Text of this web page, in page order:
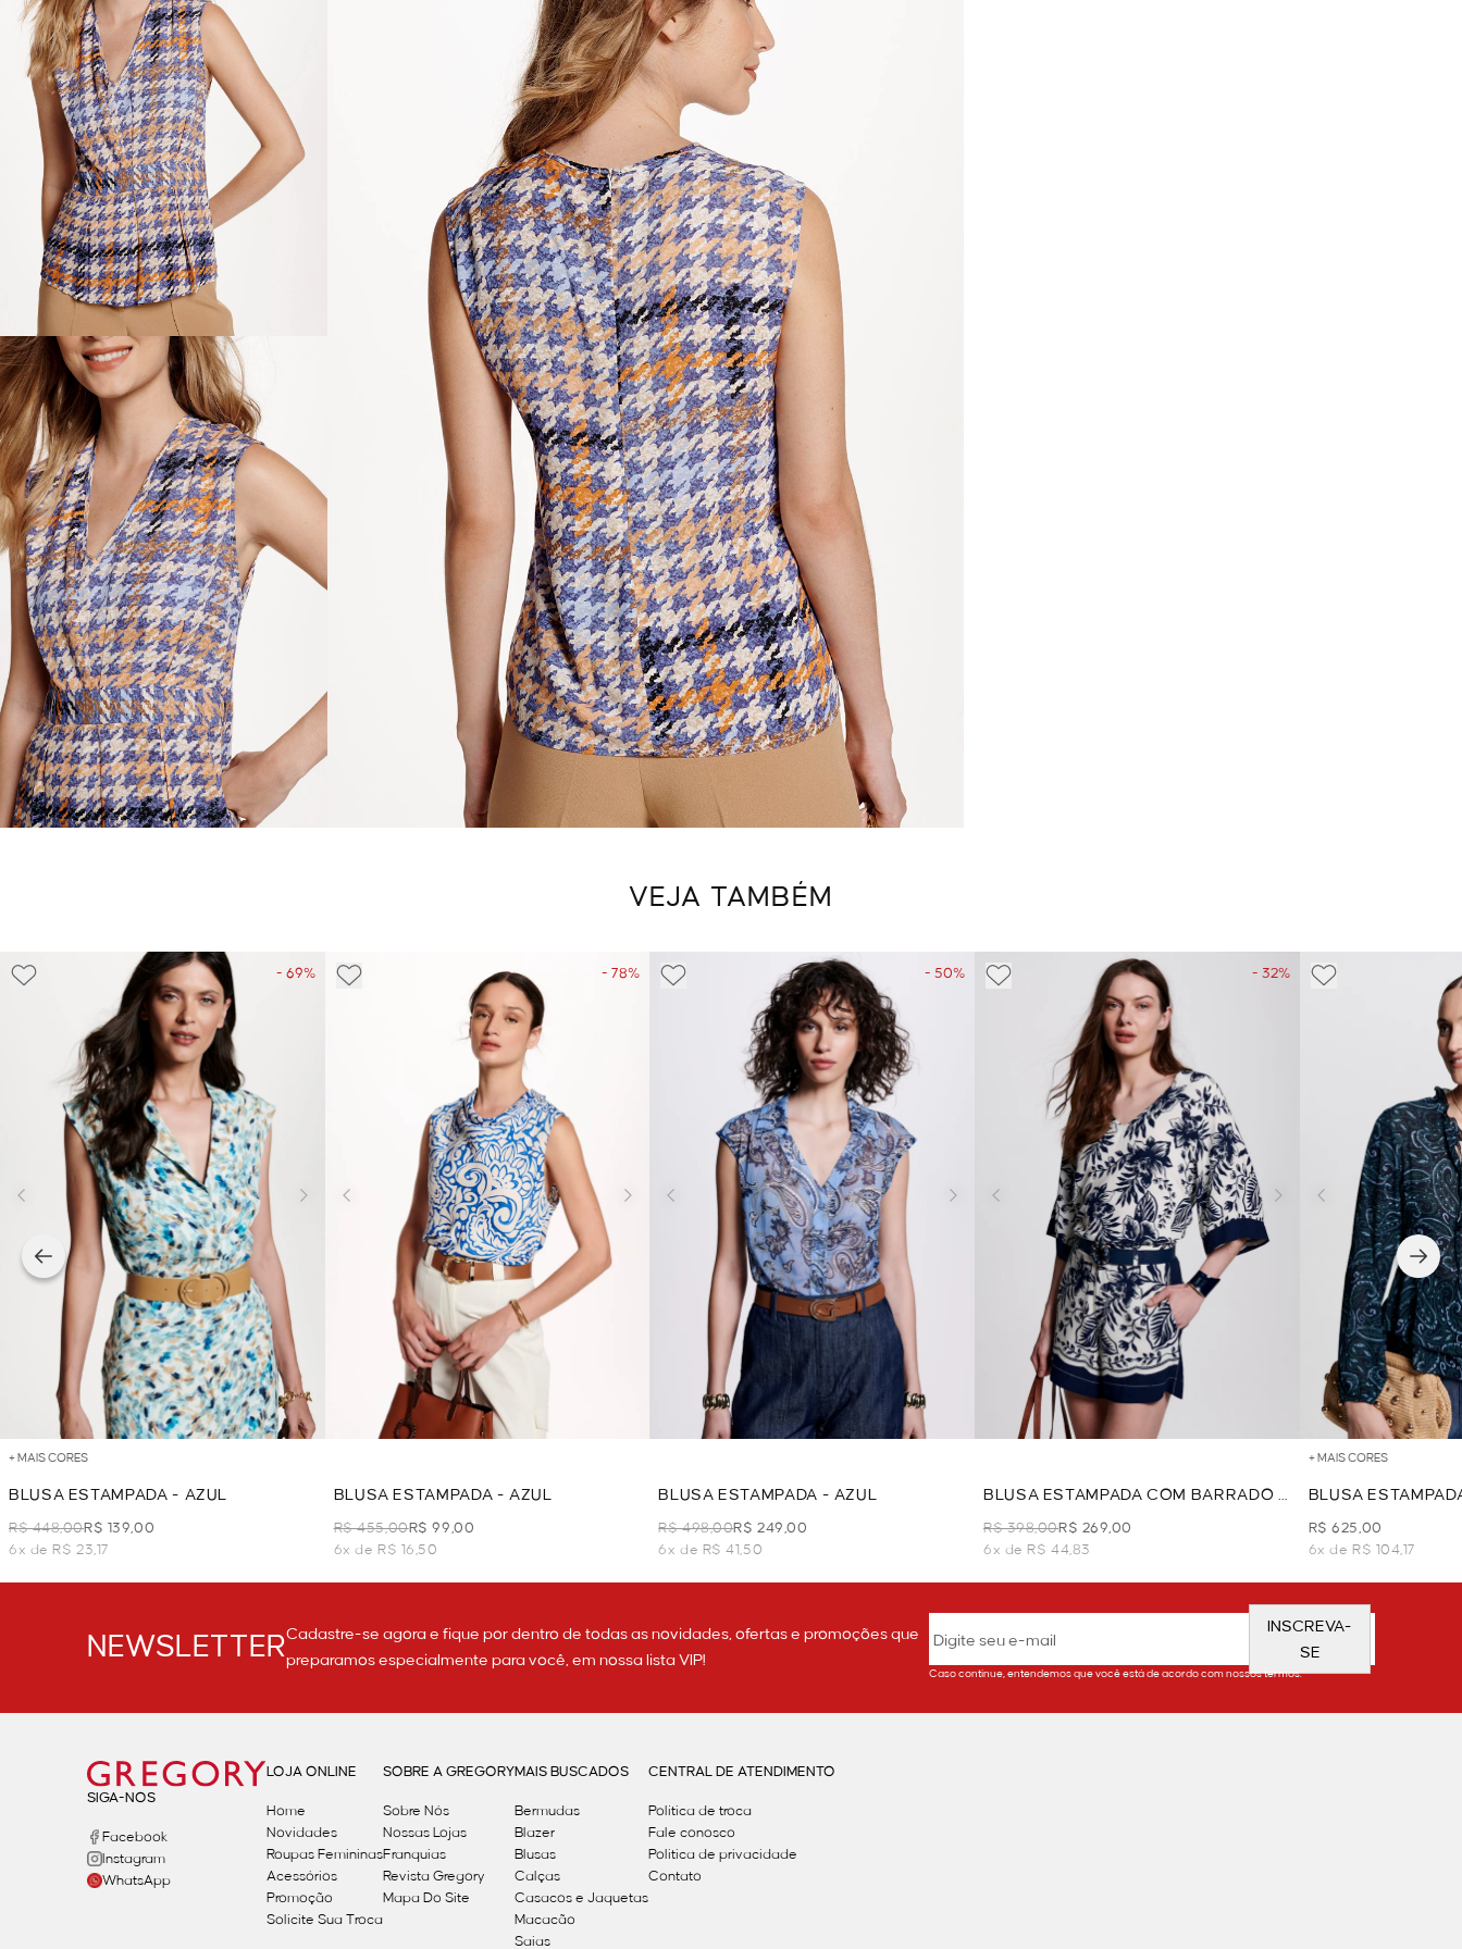
VEJA TAMBÉM
- 69%
+ MAIS CORES
BLUSA ESTAMPADA - AZUL
R$ 448,00R$ 139,00
6x de R$ 23,17
- 78%
BLUSA ESTAMPADA - AZUL
R$ 455,00R$ 99,00
6x de R$ 16,50
- 50%
BLUSA ESTAMPADA - AZUL
R$ 498,00R$ 249,00
6x de R$ 41,50
- 32%
BLUSA ESTAMPADA COM BARRADO -
AZUL
R$ 398,00R$ 269,00
6x de R$ 44,83
+ MAIS CORES
BLUSA
BASQUE - AZUL
R$ 625,00
6x de R$ 104,17
NEWSLETTERCadastre-se agora e fique por dentro de todas as novidades, ofertas e promoções que
preparamos especialmente para você, em nossa lista VIP!
INSCREVA-
SE
Caso continue, entendemos que você está de acordo com nossos termos.
SIGA-NOS
Facebook
Instagram
WhatsApp
LOJA ONLINE
Home
Novidades
Roupas Femininas
Acessórios
Promoção
Solicite Sua Troca
SOBRE A GREGORY
Sobre Nós
Nossas Lojas
Franquias
Revista Gregory
Mapa Do Site
MAIS BUSCADOS
Bermudas
Blazer
Blusas
Calças
Casacos e Jaquetas
Macacão
Saias
CENTRAL DE ATENDIMENTO
Política de troca
Fale conosco
Politica de privacidade
Contato